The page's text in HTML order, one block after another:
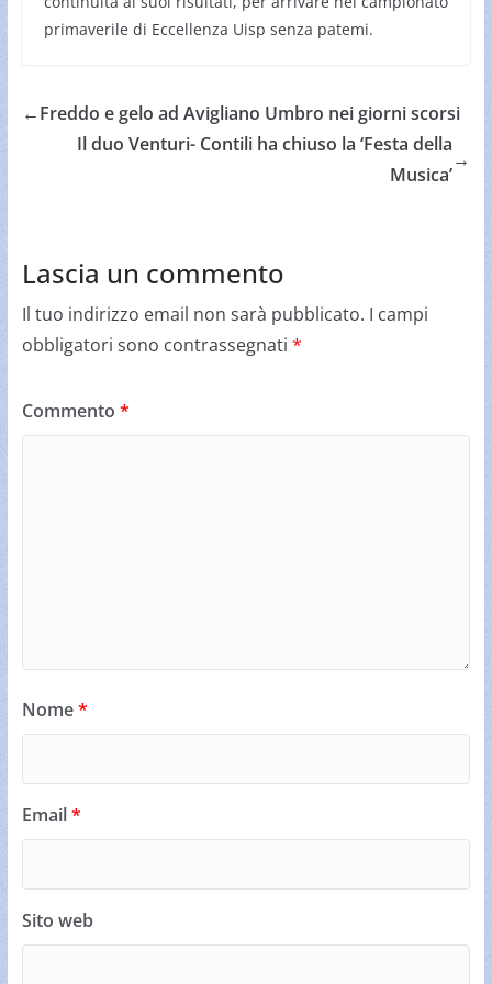
primaverile di Eccellenza Uisp senza patemi.
←Freddo e gelo ad Avigliano Umbro nei giorni scorsi
Il duo Venturi- Contili ha chiuso la ‘Festa della
Musica’
→
Lascia un commento
Il tuo indirizzo email non sarà pubblicato. I campi
obbligatori sono contrassegnati *
Commento *
Nome*
Email*
Sito web